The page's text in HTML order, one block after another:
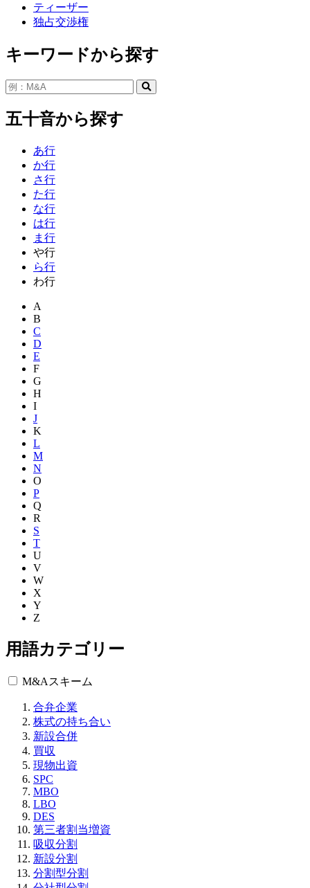
ティーザー
独占交渉権
キーワードから探す
五十音から探す
あ行
か行
さ行
た行
な行
は行
ま行
や行
ら行
わ行
A
B
C
D
E
F
G
H
I
J
K
L
M
N
O
P
Q
R
S
T
U
V
W
X
Y
Z
用語カテゴリー
M&Aスキーム
合弁企業
株式の持ち合い
新設合併
買収
現物出資
SPC
MBO
LBO
DES
第三者割当増資
吸収分割
新設分割
分割型分割